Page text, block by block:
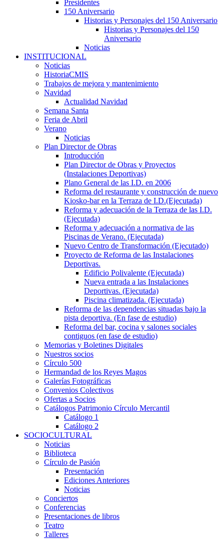
Presidentes
150 Aniversario
Historias y Personajes del 150 Aniversario
Historias y Personajes del 150
Aniversario
Noticias
INSTITUCIONAL
Noticias
HistoriaCMIS
Trabajos de mejora y mantenimiento
Navidad
Actualidad Navidad
Semana Santa
Feria de Abril
Verano
Noticias
Plan Director de Obras
Introducción
Plan Director de Obras y Proyectos
(Instalaciones Deportivas)
Plano General de las I.D. en 2006
Reforma del restaurante y construcción de nuevo
Kiosko-bar en la Terraza de I.D.(Ejecutada)
Reforma y adecuación de la Terraza de las I.D.
(Ejecutada)
Reforma y adecuación a normativa de las
Piscinas de Verano. (Ejecutada)
Nuevo Centro de Transformación (Ejecutado)
Proyecto de Reforma de las Instalaciones
Deportivas.
Edificio Polivalente (Ejecutada)
Nueva entrada a las Instalaciones
Deportivas. (Ejecutada)
Piscina climatizada. (Ejecutada)
Reforma de las dependencias situadas bajo la
pista deportiva. (En fase de estudio)
Reforma del bar, cocina y salones sociales
contiguos (en fase de estudio)
Memorias y Boletines Digitales
Nuestros socios
Círculo 500
Hermandad de los Reyes Magos
Galerías Fotográficas
Convenios Colectivos
Ofertas a Socios
Catálogos Patrimonio Círculo Mercantil
Catálogo 1
Catálogo 2
SOCIOCULTURAL
Noticias
Biblioteca
Círculo de Pasión
Presentación
Ediciones Anteriores
Noticias
Conciertos
Conferencias
Presentaciones de libros
Teatro
Talleres